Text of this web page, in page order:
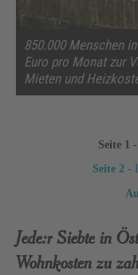
850.000 Menschen
Euro pro Monat zur
Mieten und
Seite 1
Seite 2 -
Jede:r Siebte in
Wohnkosten zu